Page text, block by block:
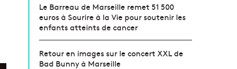
Le Barreau de Marseille remet 51 500
euros à Sourire à la Vie pour soutenir les
enfants atteints de cancer
Retour en images sur le concert XXL de
Bad Bunny à Marseille